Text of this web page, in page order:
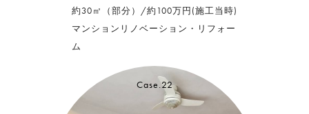
約30㎡（部分）/約100万円(施工当時)
マンションリノベーション・リフォー
ム
Case.22